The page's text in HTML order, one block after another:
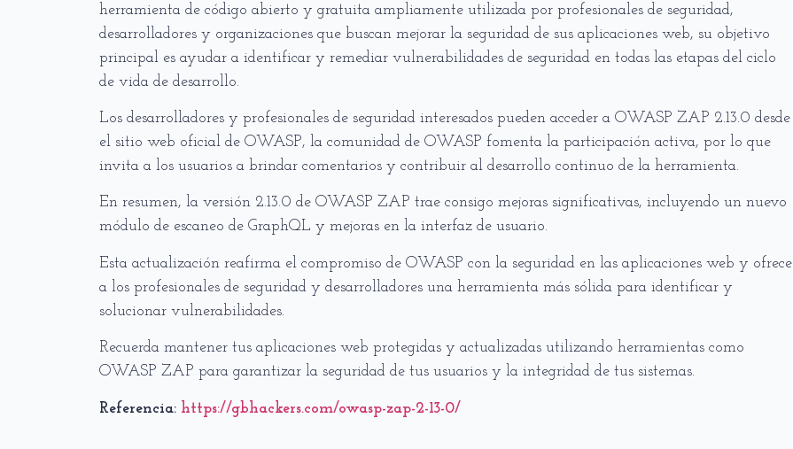
herramienta de código abierto y gratuita ampliamente utilizada por profesionales de seguridad,
desarrolladores y organizaciones que buscan mejorar la seguridad de sus aplicaciones web, su objetivo
principal es ayudar a identificar y remediar vulnerabilidades de seguridad en todas las etapas del ciclo
de vida de desarrollo.
Los desarrolladores y profesionales de seguridad interesados pueden acceder a OWASP ZAP 2.13.0 desde
el sitio web oficial de OWASP, la comunidad de OWASP fomenta la participación activa, por lo que
invita a los usuarios a brindar comentarios y contribuir al desarrollo continuo de la herramienta.
En resumen, la versión 2.13.0 de OWASP ZAP trae consigo mejoras significativas, incluyendo un nuevo
módulo de escaneo de GraphQL y mejoras en la interfaz de usuario.
Esta actualización reafirma el compromiso de OWASP con la seguridad en las aplicaciones web y ofrece
a los profesionales de seguridad y desarrolladores una herramienta más sólida para identificar y
solucionar vulnerabilidades.
Recuerda mantener tus aplicaciones web protegidas y actualizadas utilizando herramientas como
OWASP ZAP para garantizar la seguridad de tus usuarios y la integridad de tus sistemas.
Referencia: https://gbhackers.com/owasp-zap-2-13-0/